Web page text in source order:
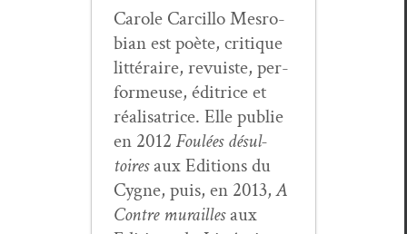
Car­ole Car­cil­lo Mes­ro­
bian est poète, cri­tique
lit­téraire, revuiste, per­
formeuse, éditrice et
réal­isatrice. Elle pub­lie
en 2012 Foulées désul­
toiresaux Edi­tions du
Cygne, puis, en 2013,A
Con­tre muraillesaux